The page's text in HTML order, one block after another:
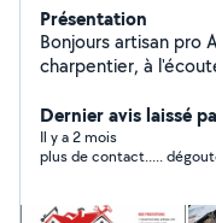
Présentation
Bonjours artisan pro
charpentier, à l'écoute de
dans toute l'Occitanie Déplacement rapide et
Devis rapidement
N'hésitez pas à me
Dernier avis laissé
Il y a 2 mois
plus de contact.....